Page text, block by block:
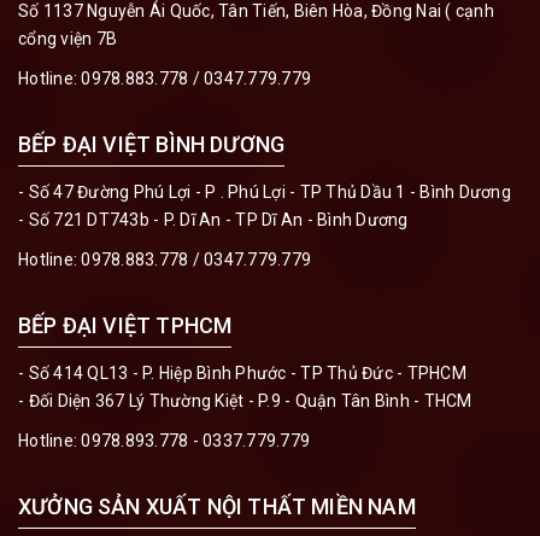
Số 1137 Nguyễn Ái Quốc, Tân Tiến, Biên Hòa, Đồng Nai ( cạnh
cổng viện 7B
Hotline:0978.883.778 / 0347.779.779
BẾP ĐẠI VIỆT BÌNH DƯƠNG
- Số 47 Đường Phú Lợi - P . Phú Lợi - TP Thủ Dầu 1 - Bình Dương
- Số 721 DT743b - P. Dĩ An - TP Dĩ An - Bình Dương
Hotline:0978.883.778 / 0347.779.779
BẾP ĐẠI VIỆT TPHCM
- Số 414 QL13 - P. Hiệp Bình Phước - TP Thủ Đức - TPHCM
- Đối Diện 367 Lý Thường Kiệt - P.9 - Quận Tân Bình - THCM
Hotline:0978.893.778 - 0337.779.779
XƯỞNG SẢN XUẤT NỘI THẤT MIỀN NAM